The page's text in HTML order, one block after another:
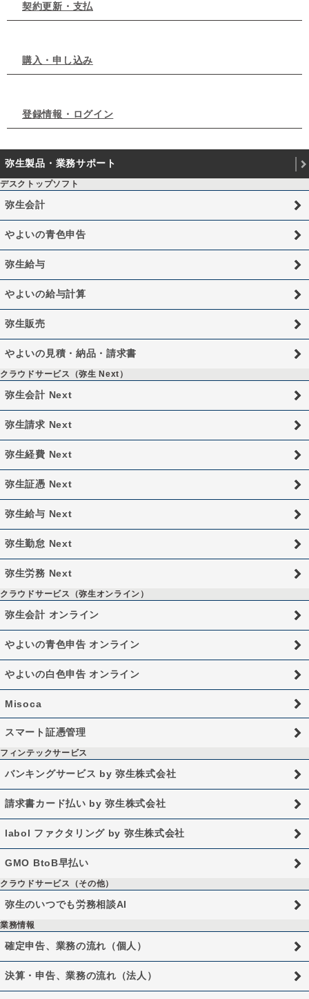
契約更新・支払
購入・申し込み
登録情報・ログイン
弥生製品・業務サポート
デスクトップソフト
弥生会計
やよいの青色申告
弥生給与
やよいの給与計算
弥生販売
やよいの見積・納品・請求書
クラウドサービス（弥生 Next）
弥生会計 Next
弥生請求 Next
弥生経費 Next
弥生証憑 Next
弥生給与 Next
弥生勤怠 Next
弥生労務 Next
クラウドサービス（弥生オンライン）
弥生会計 オンライン
やよいの青色申告 オンライン
やよいの白色申告 オンライン
Misoca
スマート証憑管理
フィンテックサービス
バンキングサービス by 弥生株式会社
請求書カード払い by 弥生株式会社
labol ファクタリング by 弥生株式会社
GMO BtoB早払い
クラウドサービス（その他）
弥生のいつでも労務相談AI
業務情報
確定申告、業務の流れ（個人）
決算・申告、業務の流れ（法人）